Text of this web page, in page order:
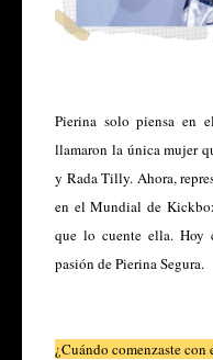
Pierina solo piensa en
llamaron la única mujer
y Rada Tilly. Ahora,
en el Mundial de
que lo cuente ella. Hoy
pasión de Pierina Segura.
¿Cuándo comenzaste